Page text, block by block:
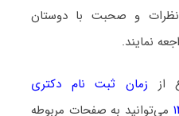
نظرات و صحبت با دوستان
نمایند.
از زمان ثبت نام دکتری
می‌توانید به صفحات مربوطه